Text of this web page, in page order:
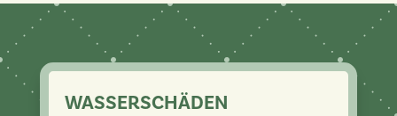
WASSERSCHÄDEN